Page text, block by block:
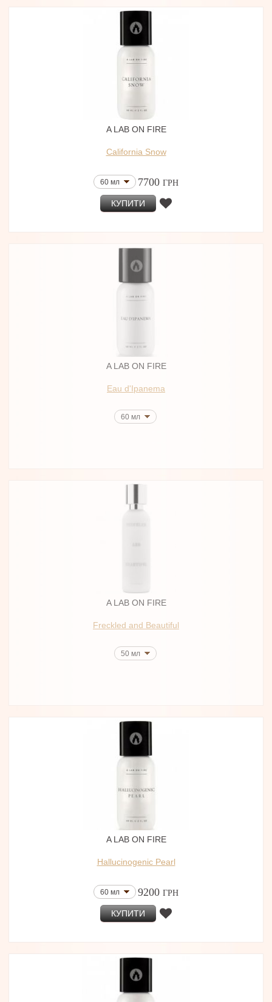
A LAB ON FIRE
California Snow
60 мл 7700 ГРН
КУПИТИ
A LAB ON FIRE
Eau d'Ipanema
60 мл
A LAB ON FIRE
Freckled and Beautiful
50 мл
A LAB ON FIRE
Hallucinogenic Pearl
60 мл 9200 ГРН
КУПИТИ